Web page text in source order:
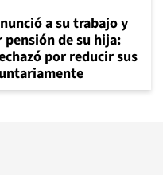
a su trabajo y
de su hija:
por reducir sus